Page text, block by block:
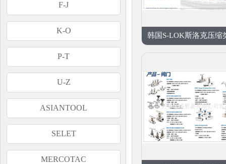
F-J
K-O
P-T
U-Z
ASIANTOOL
SELET
MERCOTAC
韩国S-LOK斯洛克压缩